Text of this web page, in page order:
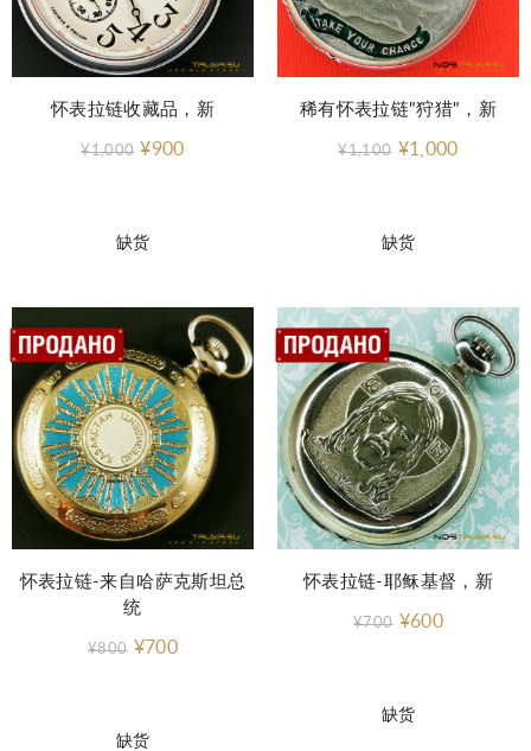
缺货
怀表拉链收藏品，新
¥1,000 ¥900
缺货
稀有怀表拉链"狩猎"，新
¥1,100 ¥1,000
缺货
怀表拉链-来自哈萨克斯坦总
统
¥800 ¥700
缺货
怀表拉链-耶稣基督，新
¥700 ¥600